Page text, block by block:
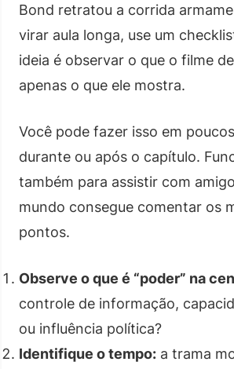
Bond retratou a corrida
virar aula longa, use um
ideia é observar o que o filme
apenas o que ele mostra.
Você pode fazer isso em
durante ou após o capítulo.
também para assistir com
mundo consegue comentar os
pontos.
Observe o que é “poder” na
controle de informação,
ou influência política?
Identifique o tempo: a trama